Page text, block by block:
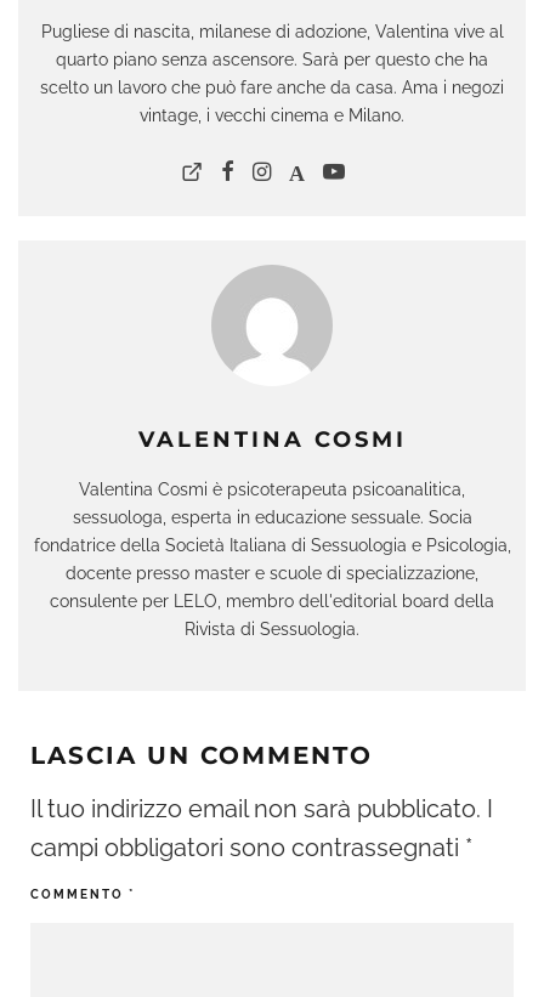
Pugliese di nascita, milanese di adozione, Valentina vive al
quarto piano senza ascensore. Sarà per questo che ha
scelto un lavoro che può fare anche da casa. Ama i negozi
vintage, i vecchi cinema e Milano.
VALENTINA COSMI
Valentina Cosmi è psicoterapeuta psicoanalitica,
sessuologa, esperta in educazione sessuale. Socia
fondatrice della Società Italiana di Sessuologia e Psicologia,
docente presso master e scuole di specializzazione,
consulente per LELO, membro dell'editorial board della
Rivista di Sessuologia.
LASCIA UN COMMENTO
Il tuo indirizzo email non sarà pubblicato. I
campi obbligatori sono contrassegnati *
COMMENTO *